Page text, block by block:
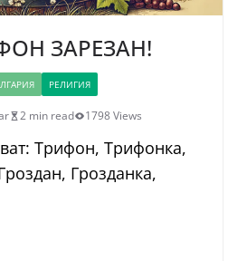
ЗАРЕЗАН!
РЕЛИГИЯ
2 min read 1798 Views
Трифон, Трифонка,
Грозданка,